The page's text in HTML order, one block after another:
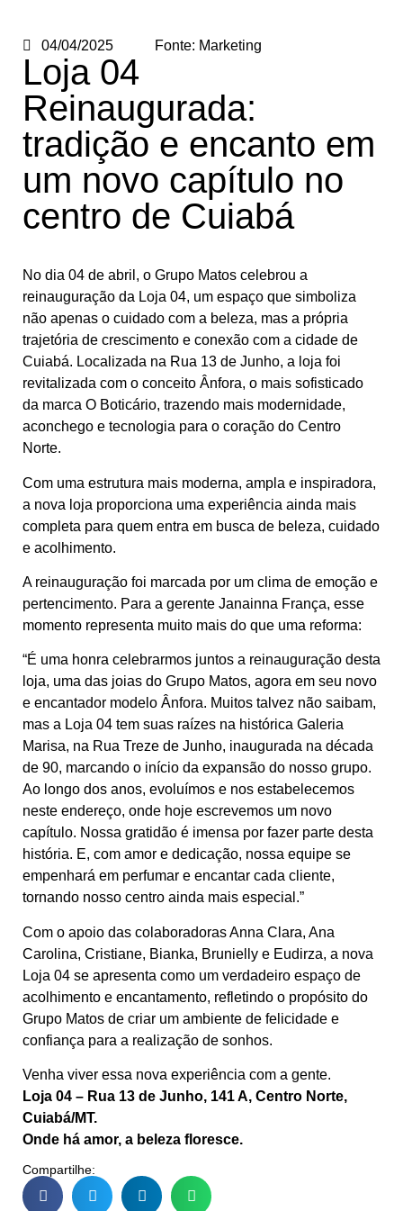
04/04/2025 Fonte: Marketing
Loja 04
Reinaugurada:
tradição e encanto em
um novo capítulo no
centro de Cuiabá
No dia 04 de abril, o Grupo Matos celebrou a
reinauguração da Loja 04, um espaço que simboliza
não apenas o cuidado com a beleza, mas a própria
trajetória de crescimento e conexão com a cidade de
Cuiabá. Localizada na Rua 13 de Junho, a loja foi
revitalizada com o conceito Ânfora, o mais sofisticado
da marca O Boticário, trazendo mais modernidade,
aconchego e tecnologia para o coração do Centro
Norte.
Com uma estrutura mais moderna, ampla e inspiradora,
a nova loja proporciona uma experiência ainda mais
completa para quem entra em busca de beleza, cuidado
e acolhimento.
A reinauguração foi marcada por um clima de emoção e
pertencimento. Para a gerente Janainna França, esse
momento representa muito mais do que uma reforma:
“É uma honra celebrarmos juntos a reinauguração desta
loja, uma das joias do Grupo Matos, agora em seu novo
e encantador modelo Ânfora. Muitos talvez não saibam,
mas a Loja 04 tem suas raízes na histórica Galeria
Marisa, na Rua Treze de Junho, inaugurada na década
de 90, marcando o início da expansão do nosso grupo.
Ao longo dos anos, evoluímos e nos estabelecemos
neste endereço, onde hoje escrevemos um novo
capítulo. Nossa gratidão é imensa por fazer parte desta
história. E, com amor e dedicação, nossa equipe se
empenhará em perfumar e encantar cada cliente,
tornando nosso centro ainda mais especial.”
Com o apoio das colaboradoras Anna Clara, Ana
Carolina, Cristiane, Bianka, Brunielly e Eudirza, a nova
Loja 04 se apresenta como um verdadeiro espaço de
acolhimento e encantamento, refletindo o propósito do
Grupo Matos de criar um ambiente de felicidade e
confiança para a realização de sonhos.
Venha viver essa nova experiência com a gente.
Loja 04 – Rua 13 de Junho, 141 A, Centro Norte,
Cuiabá/MT.
Onde há amor, a beleza floresce.
Compartilhe: